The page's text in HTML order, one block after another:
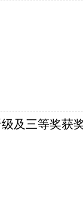
及三等奖获